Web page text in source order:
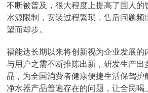
不断被普及，很大程度上提高了国人的
水源限制，安装过程繁琐，售后问题频
望而却步。
福能达长期以来将创新视为企业发展的
与用户之需不断推陈出新，研发生产出
品，为全国消费者健康便捷生活保驾护
净水器产品普遍存在的问题，让全民喝